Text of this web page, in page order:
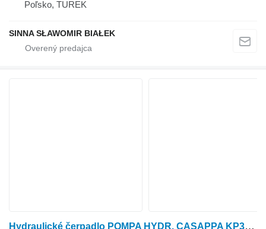
Poľsko, TUREK
SINNA SŁAWOMIR BIAŁEK
Hydraulické čerpadlo POMPA HYDR. CASAPPA KP30.34-A8K9 POMPA TYLNA STERUJĄCA PLP2016D0 na kolesového traktora